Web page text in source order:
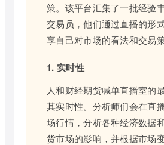
策。该平台汇集了一批经验
交易员，他们通过直播的形
享自己对市场的看法和交易策
1. 实时性
人和财经期货喊单直播室的
其实时性。分析师们会在直
场行情，分析各种经济数据
货市场的影响，并根据市场